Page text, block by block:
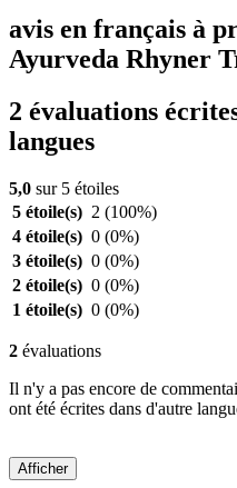
avis en français à
Ayurveda Rhyner
2 évaluations
langues
5,0 sur 5 étoiles
5 étoile(s) 2 (100%)
4 étoile(s) 0 (0%)
3 étoile(s) 0 (0%)
2 étoile(s) 0 (0%)
1 étoile(s) 0 (0%)
2 évaluations
Il n'y a pas encore de
ont été écrites dans d'autre
Afficher